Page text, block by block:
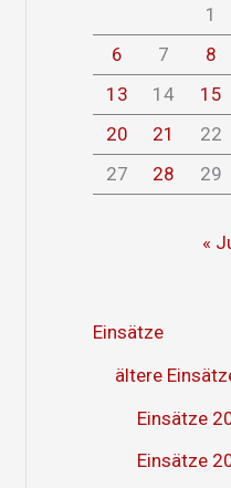
1
6
7 8
13
14 15
20
21 22
27
28 29
«
Einsätze
ältere
Einsätze
Einsätze